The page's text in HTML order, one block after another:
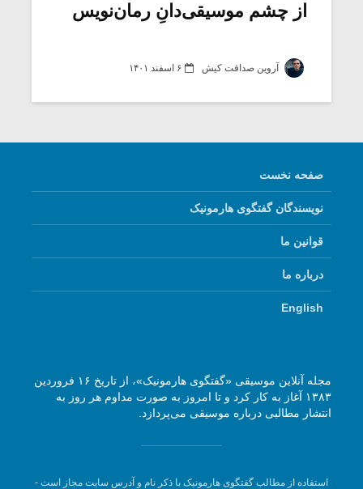
از چشم موسیقی‌دانِ رمان‌نویس
آروین صداقت کیش ۶ اسفند ۱۴۰۱
صفحه نخست
نویسندگان گفتگوی هارمونیک
قوانین ما
درباره ما
English
مجله آنلاین موسیقی «گفتگوی هارمونیک»، از تاریخ ۱۶ فروردین
۱۳۸۳ آغاز به کار کرد و تا امروز به صورت مداوم هر روز به
انتشار مطالبی درباره موسیقی می‌پردازد.
استفاده از مطالب گفتگوی هارمونیک با ذکر نام و آدرس سایت مجاز است -